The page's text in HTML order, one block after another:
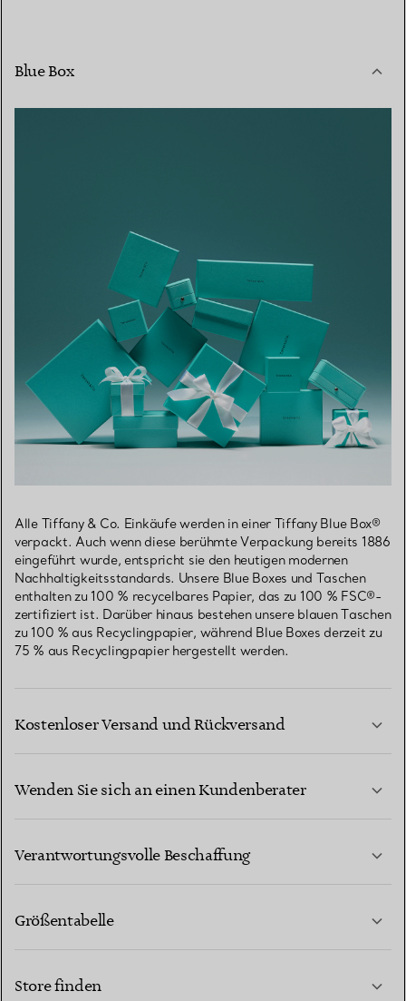
Blue Box
Alle Tiffany & Co. Einkäufe werden in einer Tiffany Blue Box®
verpackt. Auch wenn diese berühmte Verpackung bereits 1886
eingeführt wurde, entspricht sie den heutigen modernen
Nachhaltigkeitsstandards. Unsere Blue Boxes und Taschen
enthalten zu 100 % recycelbares Papier, das zu 100 % FSC®-
zertifiziert ist. Darüber hinaus bestehen unsere blauen Taschen
zu 100 % aus Recyclingpapier, während Blue Boxes derzeit zu
75 % aus Recyclingpapier hergestellt werden.
Kostenloser Versand und Rückversand
Wenden Sie sich an einen Kundenberater
Verantwortungsvolle Beschaffung
Größentabelle
Store finden